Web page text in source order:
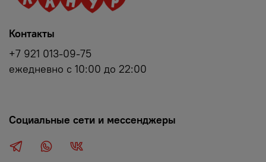
Контакты
+7 921 013-09-75
ежедневно с 10:00 до 22:00
Социальные сети и мессенджеры